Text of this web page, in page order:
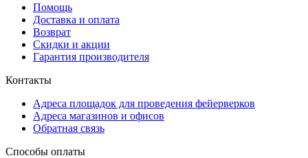
Помощь
Доставка и оплата
Возврат
Скидки и акции
Гарантия производителя
Контакты
Адреса площадок для проведения фейерверков
Адреса магазинов и офисов
Обратная связь
Способы оплаты